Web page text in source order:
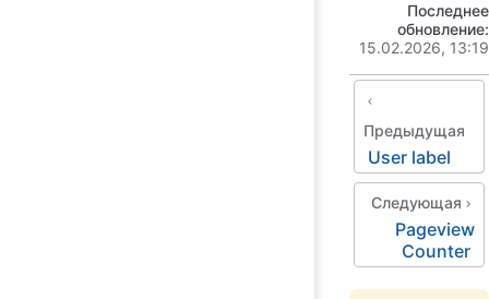
Последнее
обновление:
15.02.2026, 13:19
Предыдущая
User label
Следующая
Pageview
Counter